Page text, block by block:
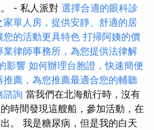
- 私人派對 選擇合適的眼科診
家單人房，提供安靜、舒適的居
您的活動更具特色 打掃阿姨的價
業律師事務所，為您提供法律解
影響 如何辦理台胞證，快速簡便
推薦，為您推薦最適合您的輔聽
諮詢 當我們在北海航行時，沒有
時間發現這艘船，參加活動，在
。 我是糖尿病，但是我的白天